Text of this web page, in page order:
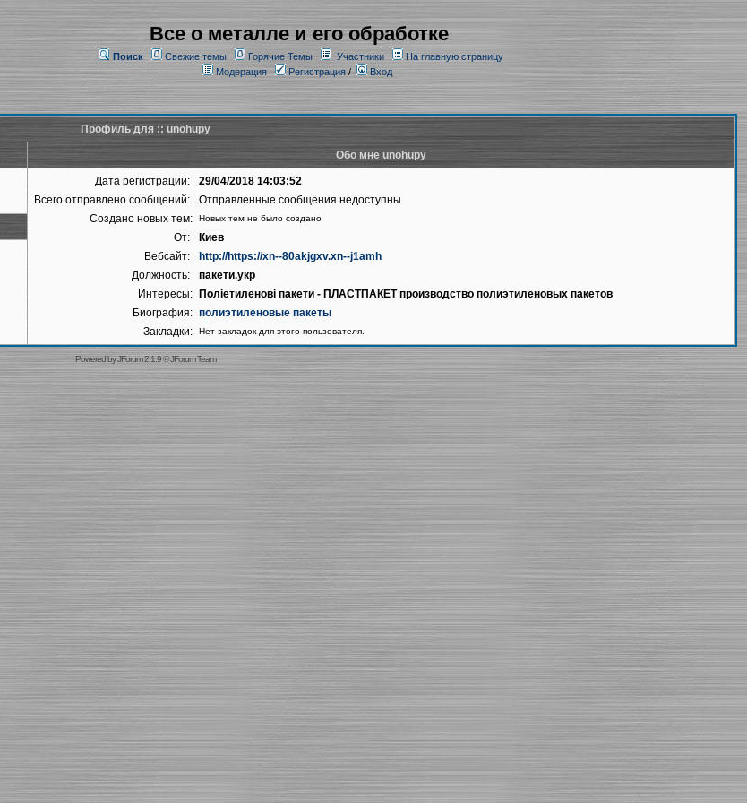
Все о металле и его обработке
Поиск Свежие темы Горячие Темы Участники
На главную страницу
Модерация
Регистрация/ Вход
Профиль для :: unohupy
Обо мне unohupy
Дата регистрации:
29/04/2018 14:03:52
Всего отправлено сообщений:
Отправленные сообщения недоступны
Создано новых тем:
Новых тем не было создано
От:
Киев
Вебсайт:
http://https://xn--80akjgxv.xn--j1amh
Должность:
пакети.укр
Интересы:
Поліетиленові пакети - ПЛАСТПАКЕТ производство полиэтиленовых пакетов
Биография: полиэтиленовые пакеты
Закладки:
Нет закладок для этого пользователя.
Powered byJForum 2.1.9©JForum Team